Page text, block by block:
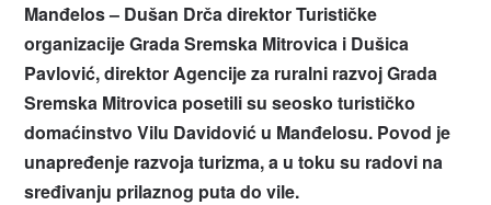
Manđelos – Dušan Drča direktor Turističke
organizacije Grada Sremska Mitrovica i Dušica
Pavlović, direktor Agencije za ruralni razvoj Grada
Sremska Mitrovica posetili su seosko turističko
domaćinstvo Vilu Davidović u Manđelosu. Povod je
unapređenje razvoja turizma, a u toku su radovi na
sređivanju prilaznog puta do vile.